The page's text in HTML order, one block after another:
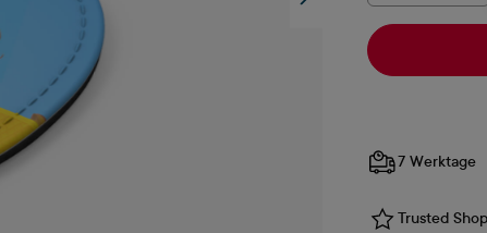
7 Werktage
Trusted